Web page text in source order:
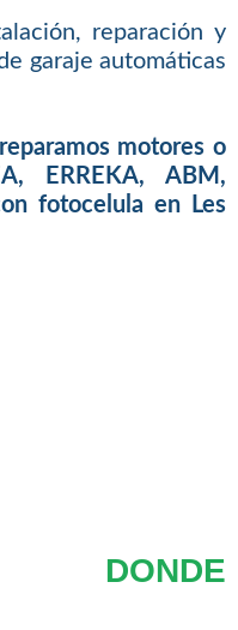
reparación y
garaje automáticas
motores o
ERREKA, ABM,
fotocelula en Les
DONDE